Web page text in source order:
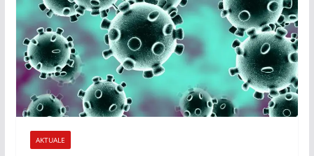
AKTUALE